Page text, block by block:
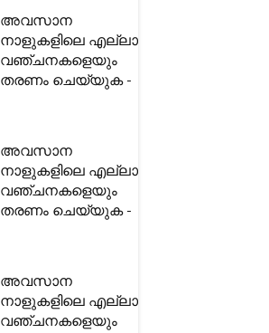
അവസാന
നാളുകളിലെ എല്ലാ
വഞ്ചനകളെയും
തരണം ചെയ്യുക -
അവസാന
നാളുകളിലെ എല്ലാ
വഞ്ചനകളെയും
തരണം ചെയ്യുക -
അവസാന
നാളുകളിലെ എല്ലാ
വഞ്ചനകളെയും